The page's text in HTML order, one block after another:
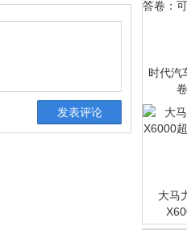
时代汽
大马